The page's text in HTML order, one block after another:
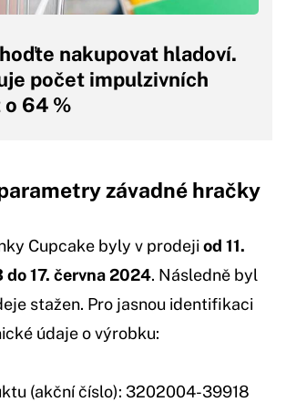
nakupovat hladoví.
počet impulzivních
o 64 %
závadné hračky
Cupcake byly v prodeji od 11.
17. června 2024. Následně byl
stažen. Pro jasnou identifikaci
údaje o výrobku:
(akční číslo): 3202004-39918